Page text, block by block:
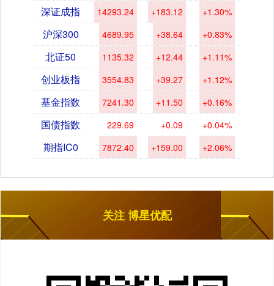
深证成指 14293.24 +183.12 +1.30%
沪深300 4689.95 +38.64 +0.83%
北证50 1135.32 +12.44 +1.11%
创业板指 3554.83 +39.27 +1.12%
基金指数 7241.30 +11.50 +0.16%
国债指数 229.69 +0.09 +0.04%
期指IC0 7872.40 +159.00 +2.06%
关注 博星优配